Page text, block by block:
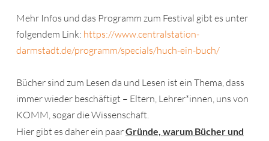
Mehr Infos und das Programm zum Festival gibt es unter
folgendem Link: https://www.centralstation-
darmstadt.de/programm/specials/huch-ein-buch/
Bücher sind zum Lesen da und Lesen ist ein Thema, dass
immer wieder beschäftigt – Eltern, Lehrer*innen, uns von
KOMM, sogar die Wissenschaft.
Hier gibt es daher ein paarGründe, warum Bücher und